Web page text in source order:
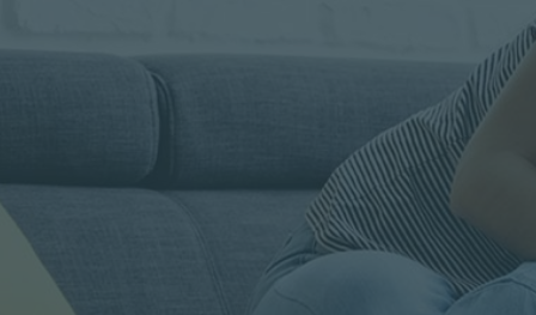
Rayon